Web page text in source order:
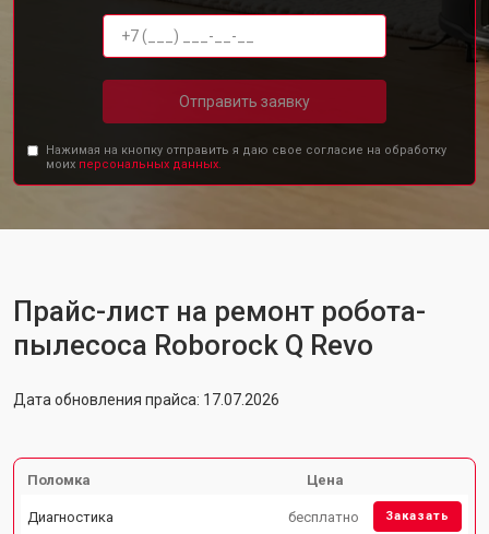
Отправить заявку
Нажимая на кнопку отправить я даю свое согласие на обработку
моих персональных данных.
Прайс-лист на ремонт робота-
пылесоса Roborock Q Revo
Дата обновления прайса: 17.07.2026
Поломка Цена
Диагностика бесплатно Заказать